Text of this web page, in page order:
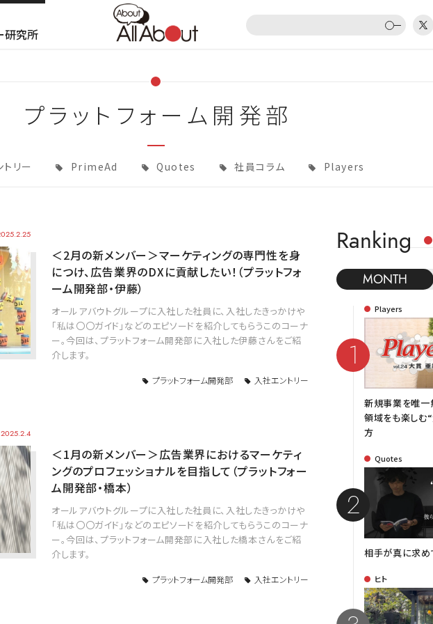
研究所
プラットフォーム開発部
リー PrimeAd Quotes 社員コラム Players
＜2月の新メンバー＞マーケティングの専門性を身
につけ、広告業界のDXに貢献したい！（プラットフォ
ーム開発部・伊藤）
オールアバウトグループに入社した社員に、入社したきっかけや
「私は〇〇ガイド」などのエピソードを紹介してもらうこのコーナ
ー。今回は、プラットフォーム開発部に入社した伊藤さんをご紹
介します。
プラットフォーム開発部 入社エントリー
2025.2.4
＜1月の新メンバー＞広告業界におけるマーケティ
ングのプロフェッショナルを目指して（プラットフォー
ム開発部・橋本）
オールアバウトグループに入社した社員に、入社したきっかけや
「私は〇〇ガイド」などのエピソードを紹介してもらうこのコーナ
ー。今回は、プラットフォーム開発部に入社した橋本さんをご紹
介します。
プラットフォーム開発部 入社エントリー
Ranking
MONTH
Players
新規事業を唯一
領域をも楽しむ
方
Quotes
相手が真に求め
ヒト